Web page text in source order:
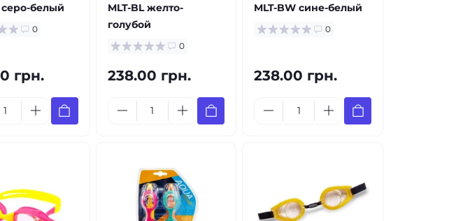
серо-белый
0
грн.
MLT-BL желто-
голубой
0
238.00 грн.
MLT-BW сине-белый
0
238.00 грн.